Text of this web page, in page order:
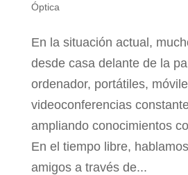
Óptica
En la situación actual,
desde casa delante de la
ordenador, portátiles,
videoconferencias
ampliando conocimientos
En el tiempo libre,
amigos a través de...